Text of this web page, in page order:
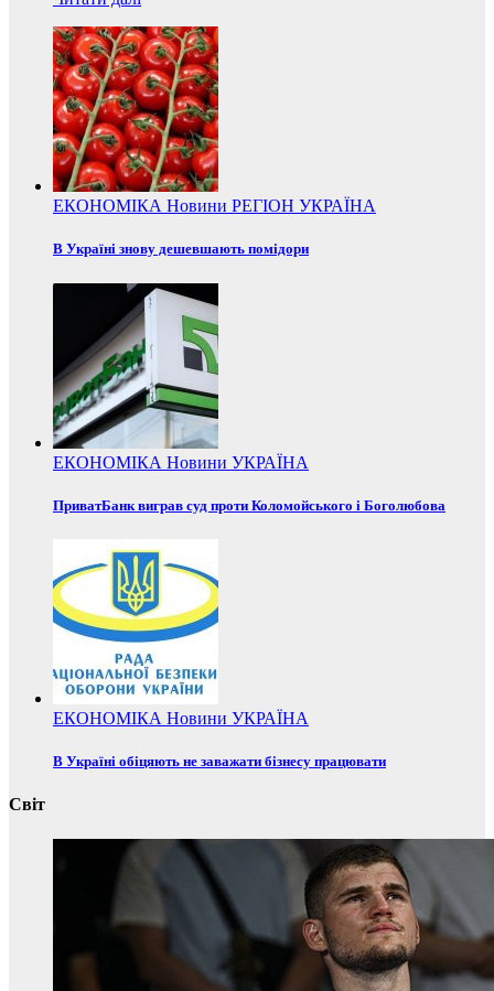
ЕКОНОМІКА Новини РЕГІОН УКРАЇНА
В Україні знову дешевшають помідори
ЕКОНОМІКА Новини УКРАЇНА
ПриватБанк виграв суд проти Коломойського і Боголюбова
ЕКОНОМІКА Новини УКРАЇНА
В Україні обіцяють не заважати бізнесу працювати
Світ